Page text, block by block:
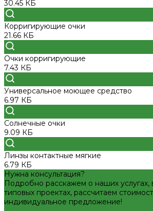
30.45 КБ
Корригирующие очки
21.66 КБ
Очки корригирующие
7.43 КБ
Универсальное моющее средство
6.97 КБ
Солнечные очки
9.09 КБ
Линзы контактные мягкие
6.79 КБ
Нужна консультация?
Подробно расскажем о наших услугах,
типовых проектах, рассчитаем
индивидуальное предложение!